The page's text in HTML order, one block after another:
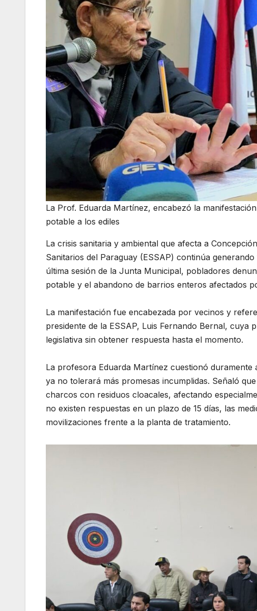
La Prof. Eduarda Martínez, encabezó la
potable a los ediles
La crisis sanitaria y ambiental que afecta a
Sanitarios del Paraguay (ESSAP) continúa
última sesión de la Junta Municipal, pobladores
potable y el abandono de barrios enteros afectados
La manifestación fue encabezada por vecinos y
presidente de la ESSAP, Luis Fernando Bernal,
legislativa sin obtener respuesta hasta el momento.
La profesora Eduarda Martínez cuestionó duramente
ya no tolerará más promesas incumplidas. Señaló
charcos con residuos cloacales, afectando
no existen respuestas en un plazo de 15 días, las
movilizaciones frente a la planta de tratamiento.